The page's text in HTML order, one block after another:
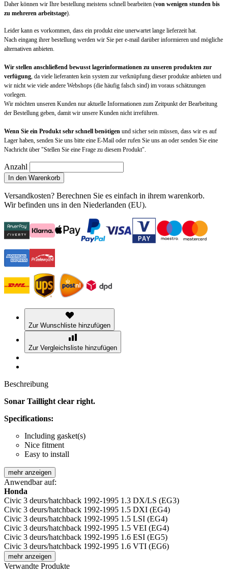
Daher können wir Ihre bestellung meistens schnell bearbeiten (von wenigen stunden bis
zu mehreren arbeitstage).
Leider kann es vorkommen, dass ein produkt eine unerwartet lange lieferzeit hat.
Nach eingang ihrer bestellung werden wir Sie per e-mail darüber informieren und mögliche
alternativen anbieten.
Wir stellen anschließend bewusst lagerinformationen zu unseren produkten zur
verfügung, da viele lieferanten kein system zur verknüpfung dieser produkte anbieten und
wir nicht wie viele andere Webshops (die häufig falsch sind) im voraus schätzungen
vorlegen.
Wir möchten unseren Kunden nur aktuelle Informationen zum Zeitpunkt der Bearbeitung
der Bestellung geben, damit wir unsere Kunden nicht irreführen.
Wenn Sie ein Produkt sehr schnell benötigen und sicher sein müssen, dass wir es auf
Lager haben, senden Sie uns bitte eine E-Mail oder rufen Sie uns an oder senden Sie eine
Nachricht über "Stellen Sie eine Frage zu diesem Produkt".
Anzahl
In den Warenkorb
Versandkosten? Berechnen Sie es einfach in ihrem warenkorb.
Wir befinden uns in den Niederlanden (EU).
Zur Wunschliste hinzufügen
Zur Vergleichsliste hinzufügen
Beschreibung
Sonar Taillight clear right.
Specifications:
Including gasket(s)
Nice fitment
Easy to install
mehr anzeigen
Anwendbar auf:
Honda
Civic 3 deurs/hatchback 1992-1995 1.3 DX/LS (EG3)
Civic 3 deurs/hatchback 1992-1995 1.5 DXI (EG4)
Civic 3 deurs/hatchback 1992-1995 1.5 LSI (EG4)
Civic 3 deurs/hatchback 1992-1995 1.5 VEI (EG4)
Civic 3 deurs/hatchback 1992-1995 1.6 ESI (EG5)
Civic 3 deurs/hatchback 1992-1995 1.6 VTI (EG6)
mehr anzeigen
Verwandte Produkte